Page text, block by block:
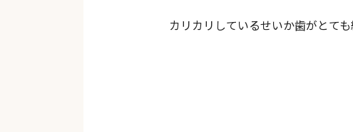
カリカリしているせいか歯がとても